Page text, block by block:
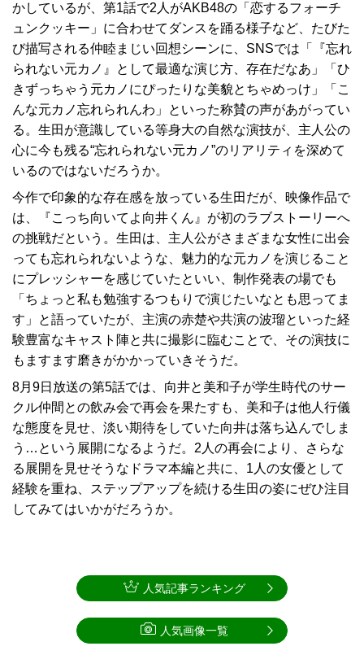
かしているが、第1話で2人がAKB48の「恋するフォーチ
ュンクッキー」に合わせてダンスを踊る様子など、たびた
び描写される仲睦まじい回想シーンに、SNSでは「『忘れ
られない元カノ』として最適な演じ方、存在だなあ」「ひ
きずっちゃう元カノにぴったりな美貌とちゃめっけ」「こ
んな元カノ忘れられんわ」といった称賛の声があがってい
る。生田が意識している等身大の自然な演技が、主人公の
心に今も残る“忘れられない元カノ”のリアリティを深めて
いるのではないだろうか。
今作で印象的な存在感を放っている生田だが、映像作品で
は、『こっち向いてよ向井くん』が初のラブストーリーへ
の挑戦だという。生田は、主人公がさまざまな女性に出会
っても忘れられないような、魅力的な元カノを演じること
にプレッシャーを感じていたといい、制作発表の場でも
「ちょっと私も勉強するつもりで演じたいなとも思ってま
す」と語っていたが、主演の赤楚や共演の波瑠といった経
験豊富なキャスト陣と共に撮影に臨むことで、その演技に
もますます磨きがかかっていきそうだ。
8月9日放送の第5話では、向井と美和子が学生時代のサー
クル仲間との飲み会で再会を果たすも、美和子は他人行儀
な態度を見せ、淡い期待をしていた向井は落ち込んでしま
う…という展開になるようだ。2人の再会により、さらな
る展開を見せそうなドラマ本編と共に、1人の女優として
経験を重ね、ステップアップを続ける生田の姿にぜひ注目
してみてはいかがだろうか。
人気記事ランキング
人気画像一覧